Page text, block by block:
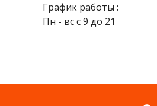
График работы :
Пн - вс с 9 до 21